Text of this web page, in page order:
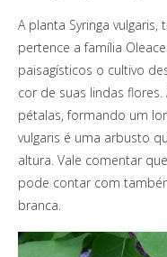
A planta Syringa
pertence a família
paisagísticos o cultivo
cor de suas lindas
pétalas, formando um
vulgaris é uma arbusto
altura. Vale comentar
pode contar com
branca.